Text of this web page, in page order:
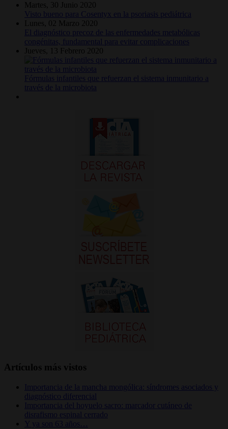
Martes, 30 Junio 2020
Visto bueno para Cosentyx en la psoriasis pediátrica
Lunes, 02 Marzo 2020
El diagnóstico precoz de las enfermedades metabólicas
congénitas, fundamental para evitar complicaciones
Jueves, 13 Febrero 2020
Fórmulas infantiles que refuerzan el sistema inmunitario a
través de la microbiota
Artículos más vistos
Importancia de la mancha mongólica: síndromes asociados y
diagnóstico diferencial
Importancia del hoyuelo sacro: marcador cutáneo de
disrafismo espinal cerrado
Y ya son 63 años…